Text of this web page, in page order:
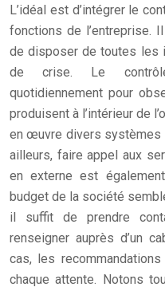
L’idéal est d’intégrer le
fonctions de l’entreprise.
de disposer de toutes les
de crise. Le
quotidiennement pour
produisent à l’intérieur de
en œuvre divers systèmes
ailleurs, faire appel aux
en externe est
budget de la société
il suffit de prendre
renseigner auprès d’un
cas, les
chaque attente. Notons